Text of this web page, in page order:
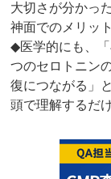
大切さが分かっ
神面でのメリッ
◆医学的にも、
つのセロトニン
復につながる」
頭で理解するだ